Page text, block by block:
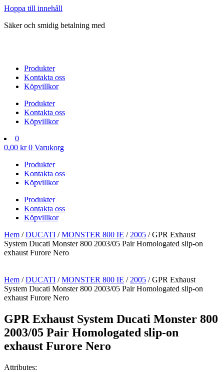
Hoppa till innehåll
Säker och smidig betalning med
Produkter
Kontakta oss
Köpvillkor
Produkter
Kontakta oss
Köpvillkor
0
0,00 kr 0 Varukorg
Produkter
Kontakta oss
Köpvillkor
Produkter
Kontakta oss
Köpvillkor
Hem /DUCATI /MONSTER 800 IE / 2005 / GPR Exhaust
System Ducati Monster 800 2003/05 Pair Homologated slip-on
exhaust Furore Nero
Hem /DUCATI /MONSTER 800 IE / 2005 / GPR Exhaust
System Ducati Monster 800 2003/05 Pair Homologated slip-on
exhaust Furore Nero
GPR Exhaust System Ducati Monster 800
2003/05 Pair Homologated slip-on
exhaust Furore Nero
Attributes: